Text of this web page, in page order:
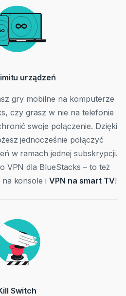
urządzeń
gry mobilne na komputerze
czy grasz w nie na telefonie
swoje połączenie. Dzięki
jednocześnie połączyć
w ramach jednej subskrypcji.
VPN dla BlueStacks – to też
na konsole iVPN na smart TV!
Switch